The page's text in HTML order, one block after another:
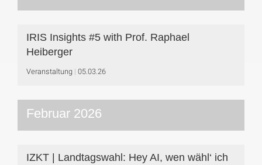
IRIS Insights #5 with Prof. Raphael
Heiberger
Veranstaltung 05.03.26
Februar 2026
IZKT | Landtagswahl: Hey AI, wen wähl‘ ich